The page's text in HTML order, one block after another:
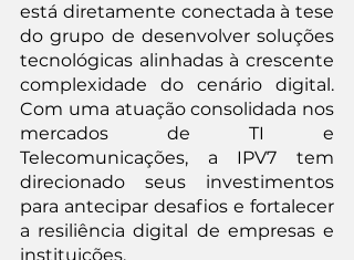
está diretamente conectada à tese
do grupo de desenvolver soluções
tecnológicas alinhadas à crescente
complexidade do cenário digital.
Com uma atuação consolidada nos
mercados de TI e
Telecomunicações, a IPV7 tem
direcionado seus investimentos
para antecipar desafios e fortalecer
a resiliência digital de empresas e
instituições.